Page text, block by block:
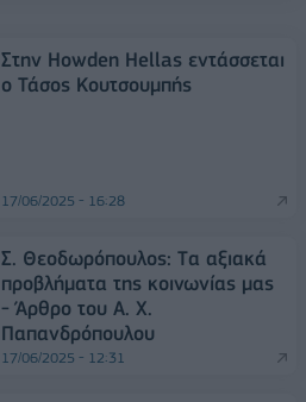
Στην Howden Hellas εντάσσεται
ο Τάσος Κουτσουμπής
17/06/2025 - 16:28
Σ. Θεοδωρόπουλος: Tα αξιακά
προβλήματα της κοινωνίας μας
- Άρθρο του Α. Χ.
Παπανδρόπουλου
17/06/2025 - 12:31